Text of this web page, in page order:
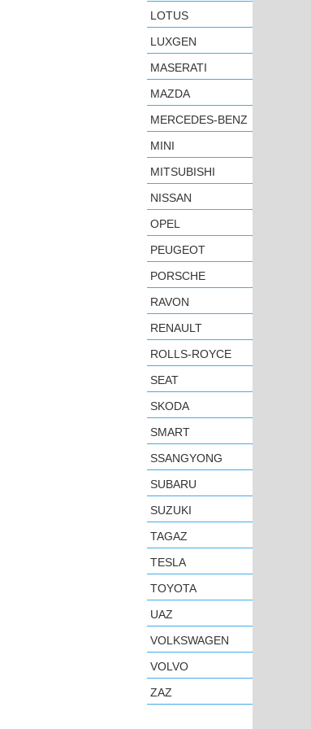
LOTUS
LUXGEN
MASERATI
MAZDA
MERCEDES-BENZ
MINI
MITSUBISHI
NISSAN
OPEL
PEUGEOT
PORSCHE
RAVON
RENAULT
ROLLS-ROYCE
SEAT
SKODA
SMART
SSANGYONG
SUBARU
SUZUKI
TAGAZ
TESLA
TOYOTA
UAZ
VOLKSWAGEN
VOLVO
ZAZ